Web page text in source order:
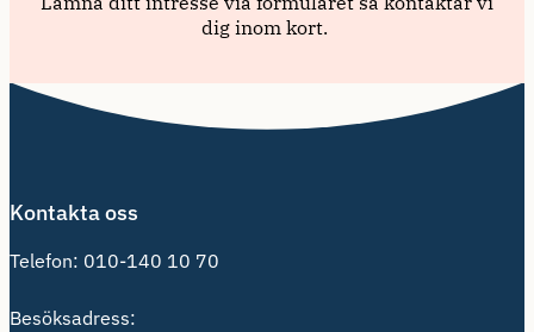
Kontakta oss
Telefon: 010-140 10 70
Besöksadress: